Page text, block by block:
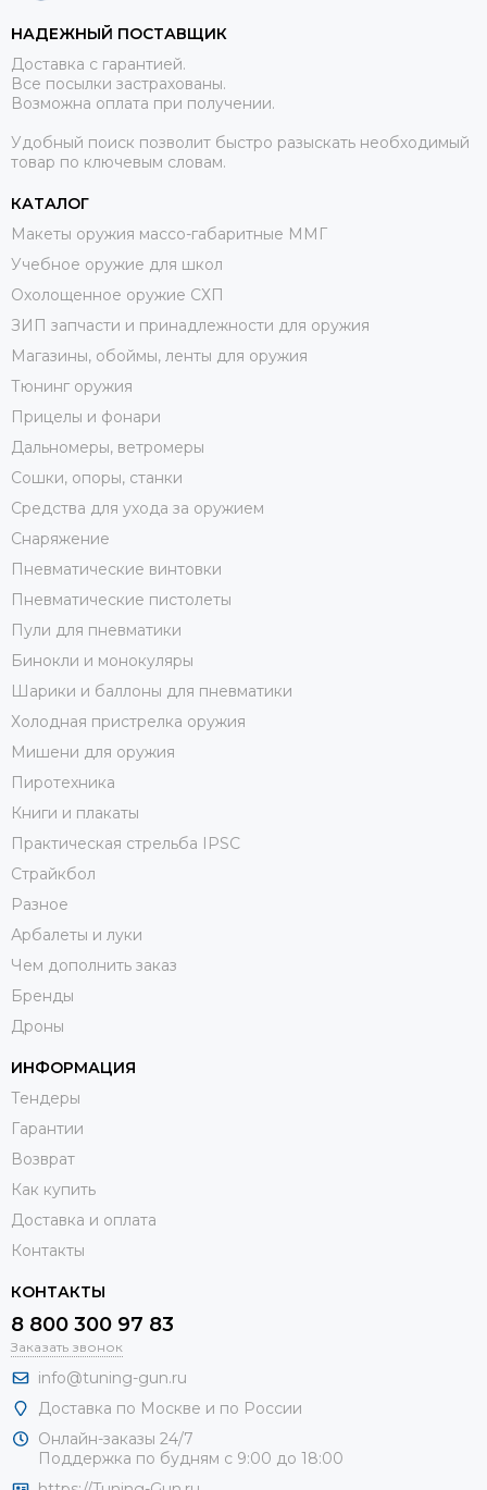
НАДЕЖНЫЙ ПОСТАВЩИК
Доставка с гарантией.
Все посылки застрахованы.
Возможна оплата при получении.
Удобный поиск позволит быстро разыскать необходимый
товар по ключевым словам.
КАТАЛОГ
Макеты оружия массо-габаритные ММГ
Учебное оружие для школ
Охолощенное оружие СХП
ЗИП запчасти и принадлежности для оружия
Магазины, обоймы, ленты для оружия
Тюнинг оружия
Прицелы и фонари
Дальномеры, ветромеры
Сошки, опоры, станки
Средства для ухода за оружием
Снаряжение
Пневматические винтовки
Пневматические пистолеты
Пули для пневматики
Бинокли и монокуляры
Шарики и баллоны для пневматики
Холодная пристрелка оружия
Мишени для оружия
Пиротехника
Книги и плакаты
Практическая стрельба IPSC
Страйкбол
Разное
Арбалеты и луки
Чем дополнить заказ
Бренды
Дроны
ИНФОРМАЦИЯ
Тендеры
Гарантии
Возврат
Как купить
Доставка и оплата
Контакты
КОНТАКТЫ
8 800 300 97 83
Заказать звонок
info@tuning-gun.ru
Доставка по Москве и по России
Онлайн-заказы 24/7
Поддержка по будням с 9:00 до 18:00